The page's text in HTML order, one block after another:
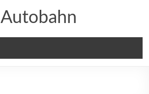
Autobahn